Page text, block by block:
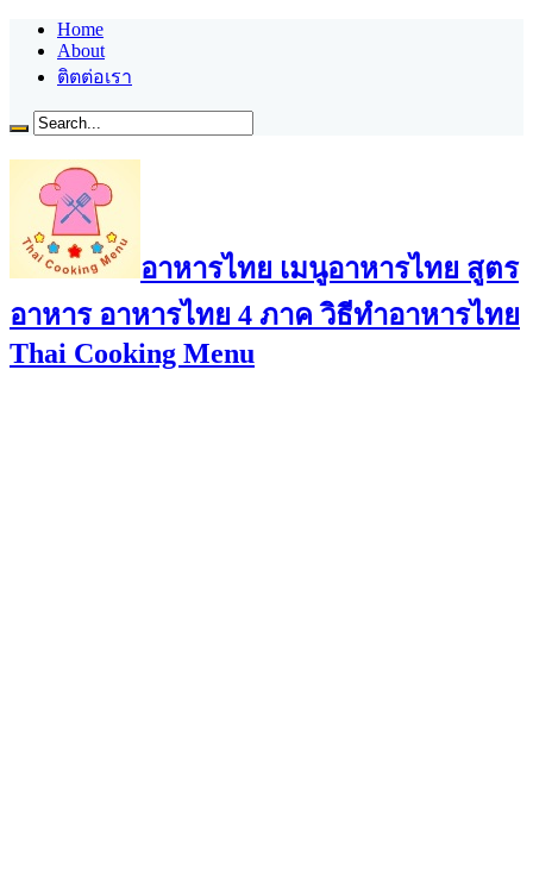
Home
About
ติตต่อเรา
อาหารไทย เมนูอาหารไทย สูตร
อาหาร อาหารไทย 4 ภาค วิธีทำอาหารไทย
Thai Cooking Menu